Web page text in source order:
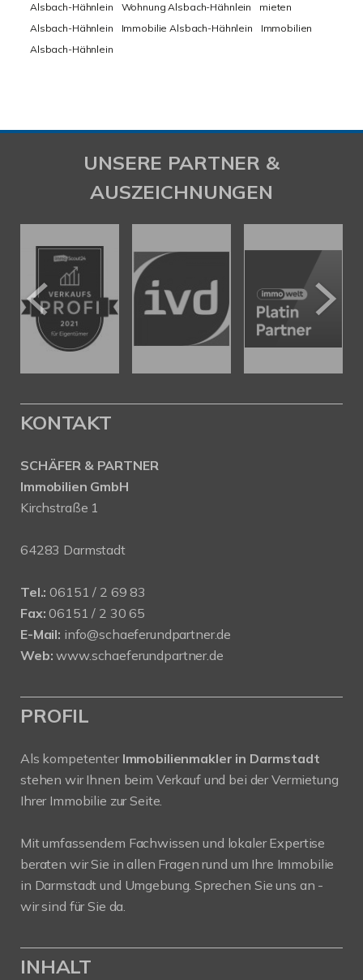
Alsbach-Hähnlein
Wohnung Alsbach-Hähnlein
mieten
Alsbach-Hähnlein
Immobilie Alsbach-Hähnlein
Immobilien
Alsbach-Hähnlein
UNSERE PARTNER &
AUSZEICHNUNGEN
KONTAKT
SCHÄFER & PARTNER
Immobilien GmbH
Kirchstraße 1
64283 Darmstadt
Tel.: 06151 / 2 69 83
Fax: 06151 / 2 30 65
E-Mail: info@schaeferundpartner.de
Web: www.schaeferundpartner.de
PROFIL
Als kompetenter Immobilienmakler in Darmstadt
stehen wir Ihnen beim Verkauf und bei der Vermietung
Ihrer Immobilie zur Seite.
Mit umfassendem Fachwissen und lokaler Expertise
beraten wir Sie in allen Fragen rund um Ihre Immobilie
in Darmstadt und Umgebung. Sprechen Sie uns an -
wir sind für Sie da.
INHALT